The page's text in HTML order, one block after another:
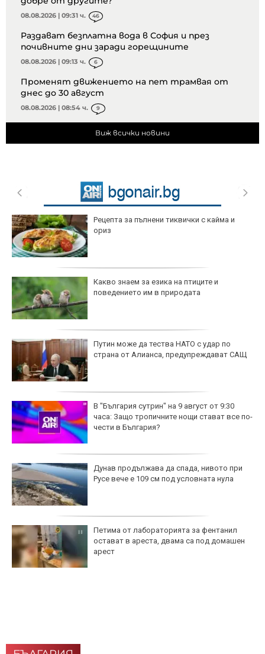
08.08.2026 | 09:31 ч. 46
Раздават безплатна вода в София и през
почивните дни заради горещините
08.08.2026 | 09:13 ч. 6
Променят движението на пет трамвая от
днес до 30 август
08.08.2026 | 08:54 ч. 9
Виж всички новини
Рецепта за пълнени тиквички с кайма и
ориз
Какво знаем за езика на птиците и
поведението им в природата
Путин може да тества НАТО с удар по
страна от Алианса, предупреждават САЩ
В "България сутрин" на 9 август от 9:30
часа: Защо тропичните нощи стават все по-
чести в България?
Дунав продължава да спада, нивото при
Русе вече е 109 см под условната нула
Петима от лабораторията за фентанил
остават в ареста, двама са под домашен
арест